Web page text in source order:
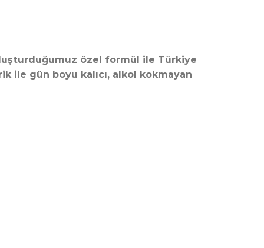
özel formül ile Türkiye
ile gün boyu kalıcı, alkol kokmayan